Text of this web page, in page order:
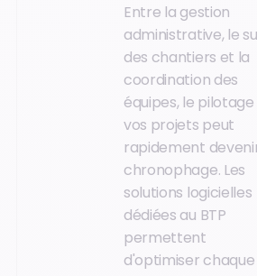
Entre la gestion
administrative, le
des chantiers et la
coordination des
équipes, le
vos projets peut
rapidement
chronophage. Les
solutions logicielles
dédiées au BTP
permettent
d'optimiser chaque